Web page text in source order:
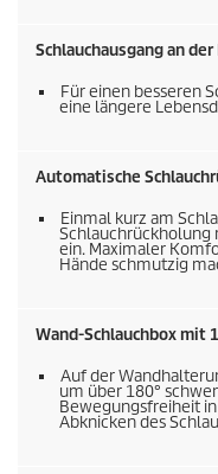
Schlauchausgang an
Für einen besseren
eine längere
Automatische
Einmal kurz am
Schlauchrückholung
ein. Maximaler
Hände schmutzig
Wand-Schlauchbox mit
Auf der
um über 180°
Bewegungsfreiheit
Abknicken des